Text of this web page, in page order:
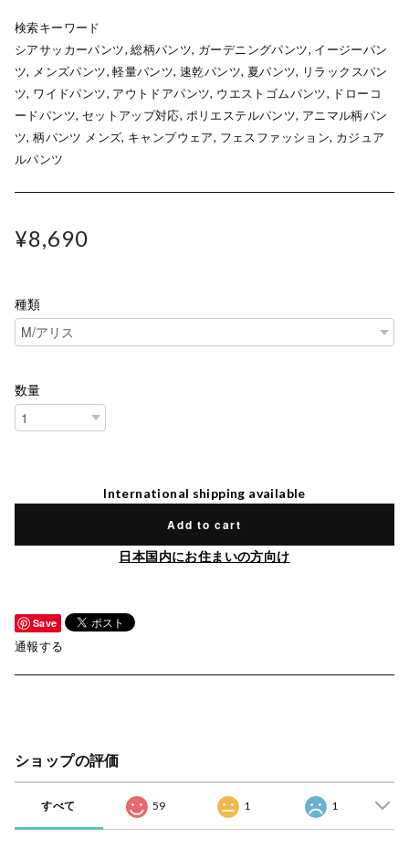
検索キーワード
シアサッカーパンツ, 総柄パンツ, ガーデニングパンツ, イージーパン
ツ, メンズパンツ, 軽量パンツ, 速乾パンツ, 夏パンツ, リラックスパン
ツ, ワイドパンツ, アウトドアパンツ, ウエストゴムパンツ, ドローコ
ードパンツ, セットアップ対応, ポリエステルパンツ, アニマル柄パン
ツ, 柄パンツ メンズ, キャンプウェア, フェスファッション, カジュア
ルパンツ
¥8,690
種類
数量
International shipping available
Add to cart
日本国内にお住まいの方向け
Save
通報する
ショップの評価
すべて 59 1 1